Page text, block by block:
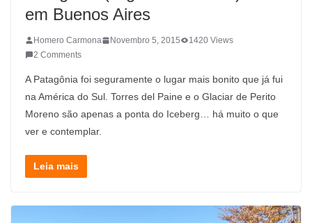
em Buenos Aires
Homero Carmona Novembro 5, 2015
1420 Views
2 Comments
A Patagônia foi seguramente o lugar mais bonito que já fui
na América do Sul. Torres del Paine e o Glaciar de Perito
Moreno são apenas a ponta do Iceberg… há muito o que
ver e contemplar.
Leia mais